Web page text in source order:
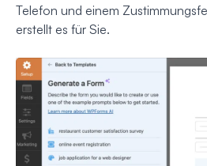
Telefon und einem
erstellt es für Sie.